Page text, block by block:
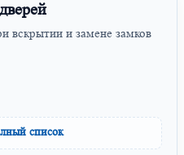
вскрытии и замене замков
список